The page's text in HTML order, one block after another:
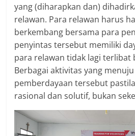
yang (diharapkan dan)
relawan. Para relawan harus
berkembang bersama para
penyintas tersebut memiliki
para relawan tidak lagi terlibat
Berbagai aktivitas yang
pemberdayaan tersebut
rasional dan solutif, bukan